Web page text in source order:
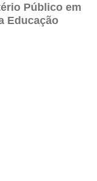
Público em
Educação